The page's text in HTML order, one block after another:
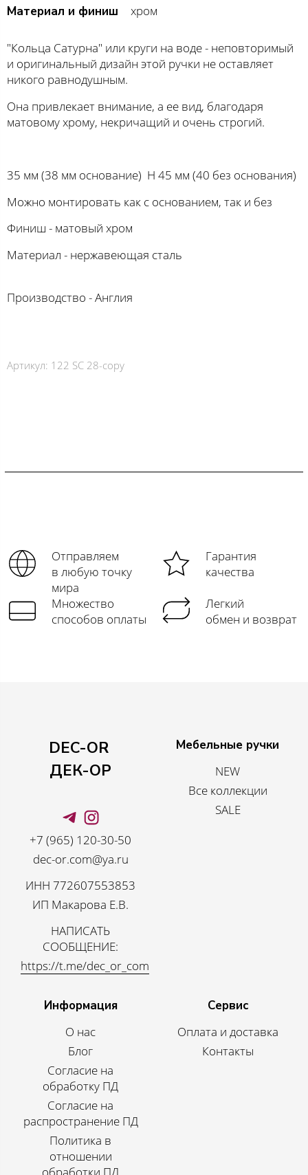
Материал и финиш хром
"Кольца Сатурна" или круги на воде - неповторимый
и оригинальный дизайн этой ручки не оставляет
никого равнодушным.
Она привлекает внимание, а ее вид, благодаря
матовому хрому, некричащий и очень строгий. ⠀
35 мм (38 мм основание) H 45 мм (40 без основания)
Можно монтировать как с основанием, так и без
Финиш - матовый хром
Материал - нержавеющая сталь
Производство - Англия
Артикул: 122 SC 28-copy
Отправляем
в любую точку
мира
Гарантия
качества
Множество
способов оплаты
Легкий
обмен и возврат
DEC-OR
ДЕК-ОР
+7 (965) 120-30-50
dec-or.com@ya.ru
ИНН 772607553853
ИП Макарова Е.В.
НАПИСАТЬ
СООБЩЕНИЕ:
https://t.me/dec_or_com
Мебельные ручки
NEW
Все коллекции
SALE
Информация
О нас
Блог
Согласие на
обработку ПД
Согласие на
распространение ПД
Политика в
отношении
Сервис
Оплата и доставка
Контакты